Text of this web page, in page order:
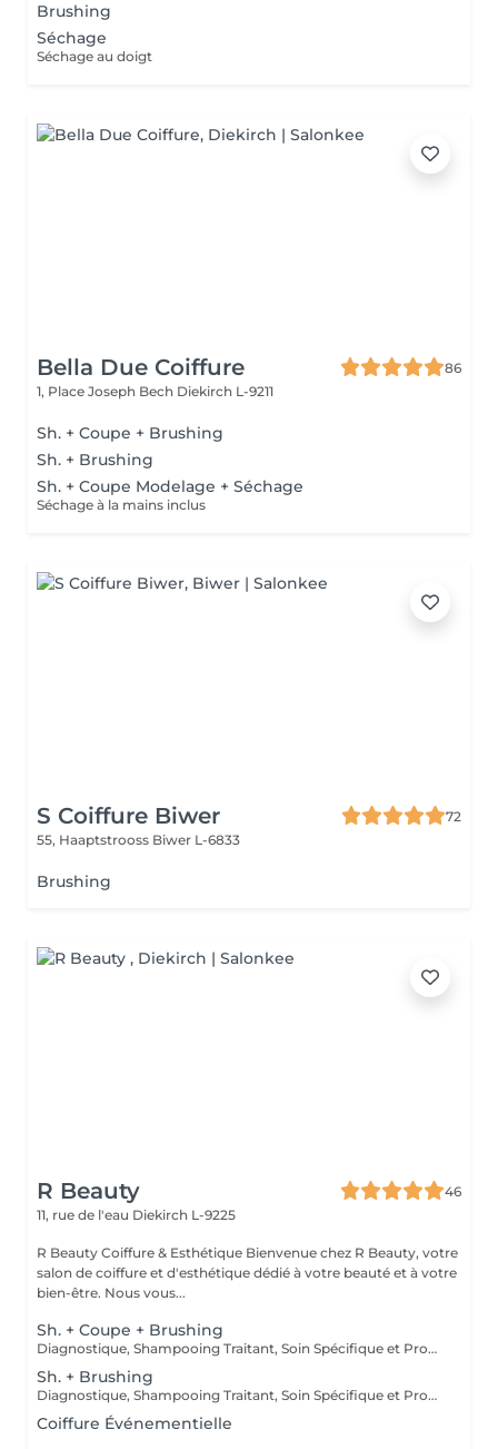
Brushing
Séchage
Séchage au doigt
Bella Due Coiffure
86
1, Place Joseph Bech Diekirch L-9211
Sh. + Coupe + Brushing
Sh. + Brushing
Sh. + Coupe Modelage + Séchage
Séchage à la mains inclus
S Coiffure Biwer
72
55, Haaptstrooss Biwer L-6833
Brushing
R Beauty
46
11, rue de l'eau Diekirch L-9225
R Beauty Coiffure & Esthétique Bienvenue chez R Beauty, votre
salon de coiffure et d'esthétique dédié à votre beauté et à votre
bien-être. Nous vous...
Sh. + Coupe + Brushing
Diagnostique, Shampooing Traitant, Soin Spécifique et Produits Coiffants inclus
Sh. + Brushing
Diagnostique, Shampooing Traitant, Soin Spécifique et Produits Coiffants inclus
Coiffure Événementielle